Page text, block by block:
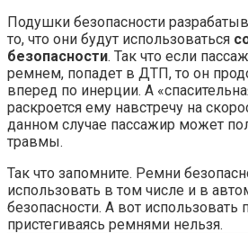
Подушки безопасности
то, что они будут использоваться
безопасности. Так что если
ремнем, попадет в ДТП, то он
вперед по инерции. А
раскроется ему навстречу на
данном случае пассажир может
травмы.
Так что запомните. Ремни
использовать в том числе и в
безопасности. А вот использовать
пристегиваясь ремнями нельзя.